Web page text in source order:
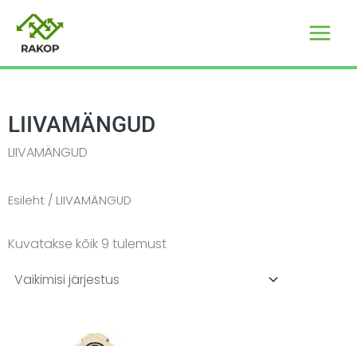
content
LIIVAMÄNGUD
LIIVAMÄNGUD
Esileht / LIIVAMÄNGUD
Kuvatakse kõik 9 tulemust